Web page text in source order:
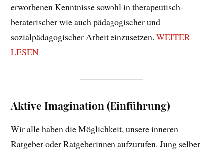
erworbenen Kenntnisse sowohl in therapeutisch-
beraterischer wie auch pädagogischer und
sozialpädagogischer Arbeit einzusetzen.WEITER
LESEN
Aktive Imagination (Einführung)
Wir alle haben die Möglichkeit, unsere inneren
Ratgeber oder Ratgeberinnen aufzurufen. Jung selber